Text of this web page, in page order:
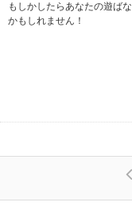
もしかしたらあなたの遊ば
かもしれません！